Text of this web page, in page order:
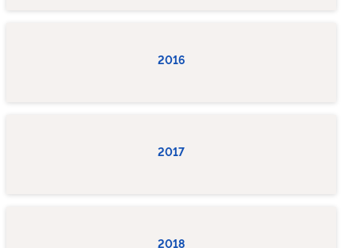
2016
2017
2018